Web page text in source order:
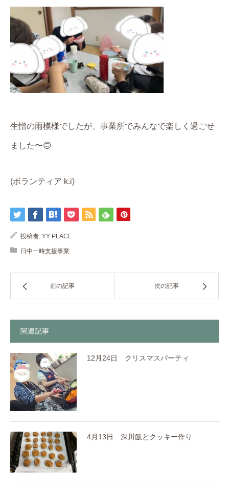
生憎の雨模様でしたが、事業所でみんなで楽しく過ごせ
ました〜🙃
(ボランティア k.i)
投稿者: YY PLACE
日中一時支援事業
前の記事 次の記事
関連記事
12月24日 クリスマスパーティ
4月13日 深川飯とクッキー作り